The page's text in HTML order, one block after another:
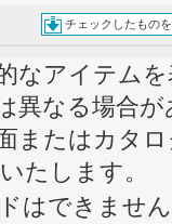
チェックしたもの
なアイテム
異なる場合
またはカタ
たします。
はできませ